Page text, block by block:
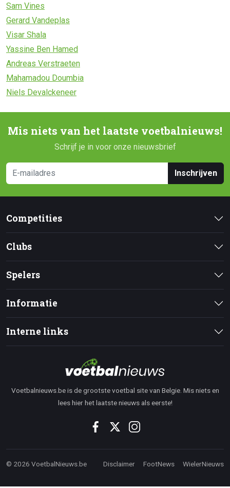
Sam Vines
Gerard Vandeplas
Visar Shala
Yassine Ben Hamed
Andreas Verstraeten
Mahamadou Doumbia
Niels Devalckeneer
Mis niets van het laatste voetbalnieuws!
Schrijf je in voor onze nieuwsbrief
Inschrijven
Competities
Clubs
Spelers
Informatie
Interne links
Voetbalnieuws.be is de grootste voetbal site van Belgie. Mis niets en
lees hier het laatste nieuws als eerste!
© 2026 VoetbalNieuws.be Disclaimer FootNews WielerNieuws